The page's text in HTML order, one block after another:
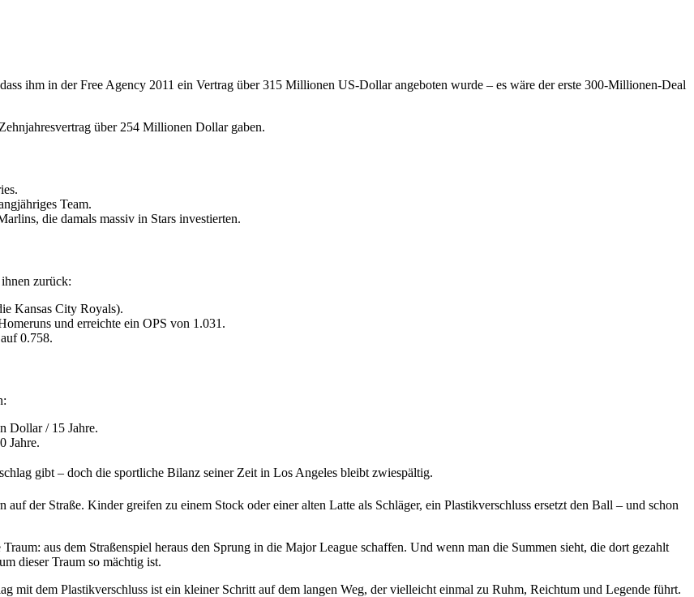
ihm in der Free Agency 2011 ein Vertrag über 315 Millionen US‑Dollar angeboten wurde – es wäre der erste 300‑Millionen‑Deal
über 254 Millionen Dollar gaben.
Team.
die damals massiv in Stars investierten.
zurück:
Kansas City Royals).
und erreichte ein OPS von 1.031.
0.758.
Dollar / 15 Jahre.
Jahre.
gibt – doch die sportliche Bilanz seiner Zeit in Los Angeles bleibt zwiespältig.
der Straße. Kinder greifen zu einem Stock oder einer alten Latte als Schläger, ein Plastikverschluss ersetzt den Ball – und schon
aus dem Straßenspiel heraus den Sprung in die Major League schaffen. Und wenn man die Summen sieht, die dort gezahlt
dieser Traum so mächtig ist.
mit dem Plastikverschluss ist ein kleiner Schritt auf dem langen Weg, der vielleicht einmal zu Ruhm, Reichtum und Legende führt.